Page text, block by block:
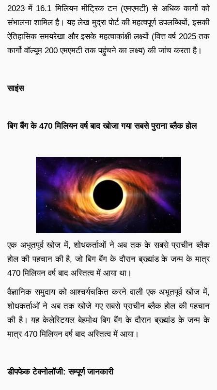
2023 में 16.1 मिलियन मीट्रिक टन (एमएमटी) से अधिक कार्गो को
संभालना शामिल है। यह लेख मुद्रा पोर्ट की महत्वपूर्ण उपलब्धियों, इसकी
ऐतिहासिक समयरेखा और इसके महत्वाकांक्षी लक्ष्यों (वित्त वर्ष 2025 तक
कार्गो वॉल्यूम 200 एमएमटी तक पहुंचने का लक्ष्य) की जांच करता है।
साइंस
बिग बैंग के 470 मिलियन वर्ष बाद खोजा गया सबसे पुराना ब्लैक होल
एक अभूतपूर्व खोज में, शोधकर्ताओं ने अब तक के सबसे प्राचीन ब्लैक
होल की पहचान की है, जो बिग बैंग के दौरान ब्रह्मांड के जन्म के मात्र
470 मिलियन वर्ष बाद अस्तित्व में आया था।
वैज्ञानिक समुदाय को आश्चर्यचकित करने वाली एक अभूतपूर्व खोज में,
शोधकर्ताओं ने अब तक खोजे गए सबसे प्राचीन ब्लैक होल की पहचान
की है। यह केलेस्टियल बेहमोथ बिग बैंग के दौरान ब्रह्मांड के जन्म के
मात्र 470 मिलियन वर्ष बाद अस्तित्व में आया।
डीपफेक टेक्नोलॉजी: सम्पूर्ण जानकारी